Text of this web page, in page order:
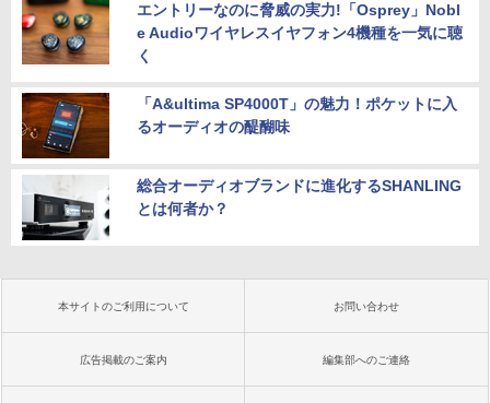
エントリーなのに脅威の実力!「Osprey」Nobl
e Audioワイヤレスイヤフォン4機種を一気に聴
く
「A&ultima SP4000T」の魅力！ポケットに入
るオーディオの醍醐味
総合オーディオブランドに進化するSHANLING
とは何者か？
本サイトのご利用について お問い合わせ
広告掲載のご案内 編集部へのご連絡